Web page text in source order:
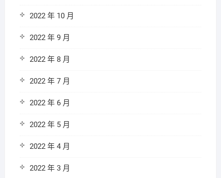
2022 年 10 月
2022 年 9 月
2022 年 8 月
2022 年 7 月
2022 年 6 月
2022 年 5 月
2022 年 4 月
2022 年 3 月